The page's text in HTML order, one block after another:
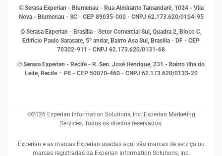
Open Finance
Proteção de Dados
Sustentabilidade Corporativa
© Serasa Experian - Blumenau - Rua Almirante Tamandaré, 1024 - Vila
Nova - Blumenau - SC - CEP 89035-000 - CNPJ 62.173.620/0104-95
© Serasa Experian - Brasília - Setor Comercial Sul, Quadra 2, Bloco C,
Edifício Paulo Sarasate, 5º andar, Bairro Asa Sul, Brasília - DF - CEP
70302-911 - CNPJ 62.173.620/0131-68
© Serasa Experian - Recife - R. Sen. José Henrique, 231 - Bairro Ilha do
Leite, Recife – PE - CEP 50070-460 - CNPJ 62.173.620/0133-20
©2026 Experian Information Solutions, Inc. Experian Marketing
Services. Todos os direitos reservados.
Experian e as marcas Experian usadas aqui são marcas de serviço ou
marcas registradas da Experian Information Solutions, Inc.